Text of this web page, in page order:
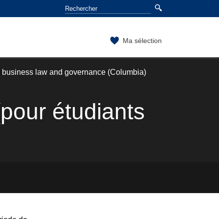
Ma sélection
business law and governance (Columbia)
étudiants